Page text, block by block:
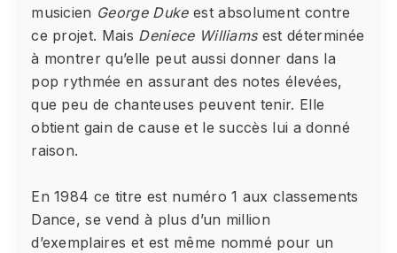
musicien George Dukeest absolument contre
ce projet. Mais Deniece Williamsest déterminée
à montrer qu’elle peut aussi donner dans la
pop rythmée en assurant des notes élevées,
que peu de chanteuses peuvent tenir. Elle
obtient gain de cause et le succès lui a donné
raison.
En 1984 ce titre est numéro 1 aux classements
Dance, se vend à plus d’un million
d’exemplaires et est même nommé pour un